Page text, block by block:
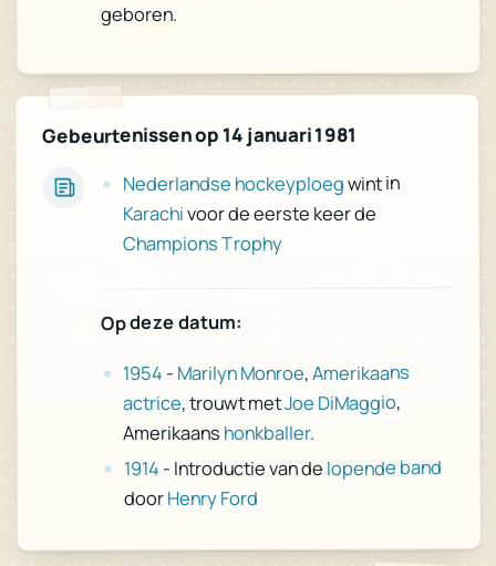
geboren.
Gebeurtenissen op 14 januari 1981
Nederlandse hockeyploegwint in
Karachivoor de eerste keer de
Champions Trophy
Op deze datum:
1954 - Marilyn Monroe,Amerikaans
actrice, trouwt metJoe DiMaggio,
Amerikaans honkballer.
1914 - Introductie van de lopende band
doorHenry Ford